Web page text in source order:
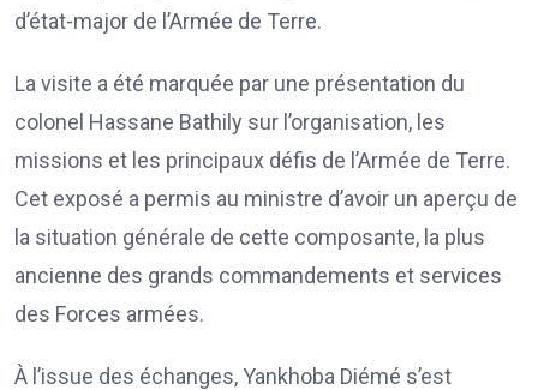
d’état-major de l’Armée de Terre.
La visite a été marquée par une présentation du
colonel Hassane Bathily sur l’organisation, les
missions et les principaux défis de l’Armée de Terre.
Cet exposé a permis au ministre d’avoir un aperçu de
la situation générale de cette composante, la plus
ancienne des grands commandements et services
des Forces armées.
À l’issue des échanges, Yankhoba Diémé s’est